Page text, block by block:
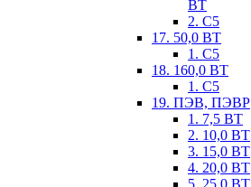
ВТ
2. С5
17. 50,0 ВТ
1. С5
18. 160,0 ВТ
1. С5
19. ПЭВ, ПЭВР
1. 7,5 ВТ
2. 10,0 ВТ
3. 15,0 ВТ
4. 20,0 ВТ
5. 25,0 ВТ